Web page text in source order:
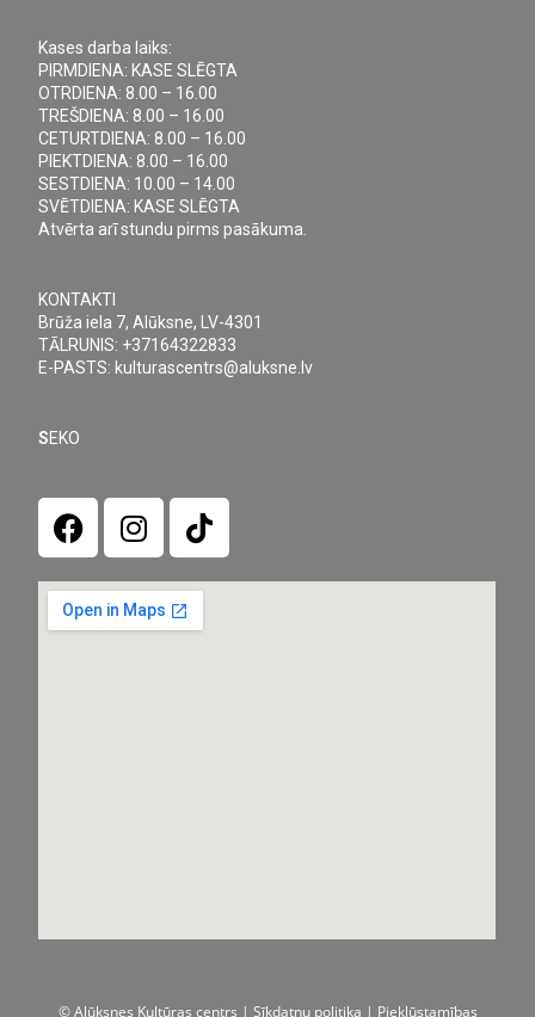
Kases darba laiks:
PIRMDIENA: KASE SLĒGTA
OTRDIENA: 8.00 – 16.00
TREŠDIENA: 8.00 – 16.00
CETURTDIENA: 8.00 – 16.00
PIEKTDIENA: 8.00 – 16.00
SESTDIENA: 10.00 – 14.00
SVĒTDIENA: KASE SLĒGTA
Atvērta arī stundu pirms pasākuma.
KONTAKTI
Brūža iela 7, Alūksne, LV-4301
TĀLRUNIS: +37164322833
E-PASTS: kulturascentrs@aluksne.lv
SEKO
© Alūksnes Kultūras centrs | Sīkdatņu politika | Piekļūstamības